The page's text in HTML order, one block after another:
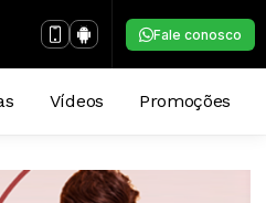
Fale conosco
Vídeos Promoções